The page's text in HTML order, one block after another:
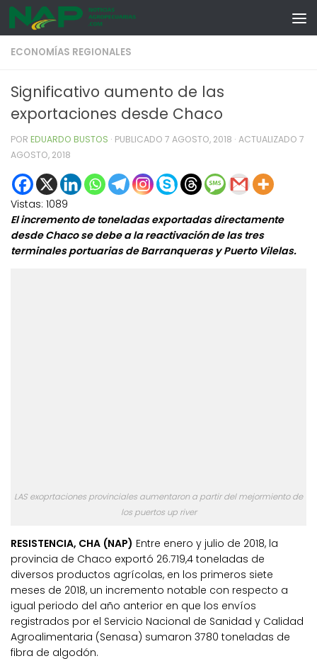
Skip to content
ECONOMÍAS REGIONALES
Significativo aumento de las
exportaciones desde Chaco
POR EDUARDO BUSTOS · PUBLICADO 7 AGOSTO, 2018 · ACTUALIZADO 7
AGOSTO, 2018
Vistas: 1089
El incremento de toneladas exportadas directamente
desde Chaco se debe a la reactivación de las tres
terminales portuarias de Barranqueras y Puerto Vilelas.
LAS exoprtaciones provinciales aumentaron a partir del mejormiento de
los puertos up river
RESISTENCIA, CHA (NAP) Entre enero y julio de 2018, la
provincia de Chaco exportó 26.719,4 toneladas de
diversos productos agrícolas, en los primeros siete
meses de 2018, un incremento notable con respecto a
igual periodo del año anterior en que los envíos
registrados por el Servicio Nacional de Sanidad y Calidad
Agroalimentaria (Senasa) sumaron 3780 toneladas de
fibra de algodón.